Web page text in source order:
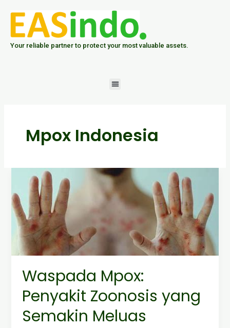
content
Your reliable partner to protect your most valuable assets.
Menu
Mpox Indonesia
Waspada Mpox:
Penyakit Zoonosis yang
Semakin Meluas
Waspada
Mpox:
Penyakit
Zoonosis
yang
Semakin